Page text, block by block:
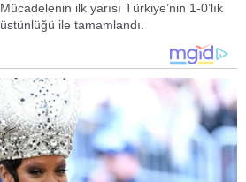
Mücadelenin ilk yarısı Türkiye’nin 1-0’lık
üstünlüğü ile tamamlandı.